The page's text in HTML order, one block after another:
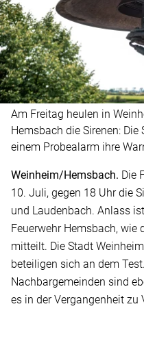
Am Freitag heulen in
Hemsbach die Sirenen:
einem Probealarm ihre
Weinheim/Hemsbach. Die
10. Juli, gegen 18 Uhr die
und Laudenbach. Anlass
Feuerwehr Hemsbach, wie
mitteilt. Die Stadt
beteiligen sich an dem
Nachbargemeinden sind
es in der Vergangenheit zu